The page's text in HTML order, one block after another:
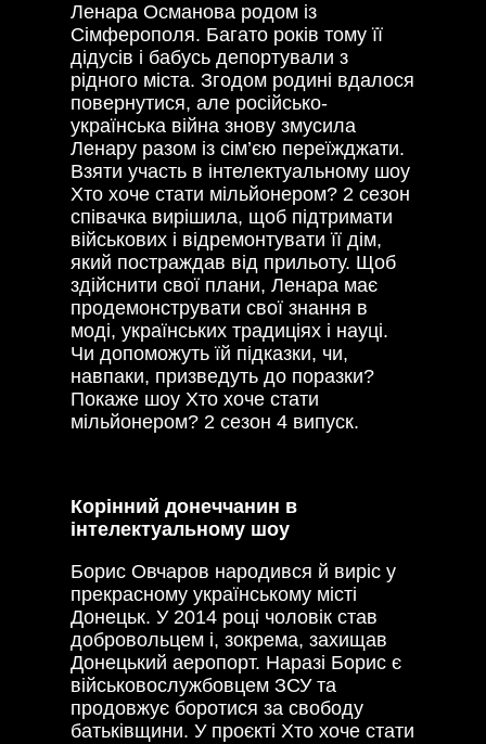
Ленара Османова родом із
Сімферополя. Багато років тому її
дідусів і бабусь депортували з
рідного міста. Згодом родині вдалося
повернутися, але російсько-
українська війна знову змусила
Ленару разом із сім’єю переїжджати.
Взяти участь в інтелектуальному шоу
Хто хоче стати мільйонером? 2 сезон
співачка вирішила, щоб підтримати
військових і відремонтувати її дім,
який постраждав від прильоту. Щоб
здійснити свої плани, Ленара має
продемонструвати свої знання в
моді, українських традиціях і науці.
Чи допоможуть їй підказки, чи,
навпаки, призведуть до поразки?
Покаже шоу Хто хоче стати
мільйонером? 2 сезон 4 випуск.
Корінний донеччанин в
інтелектуальному шоу
Борис Овчаров народився й виріс у
прекрасному українському місті
Донецьк. У 2014 році чоловік став
добровольцем і, зокрема, захищав
Донецький аеропорт. Наразі Борис є
військовослужбовцем ЗСУ та
продовжує боротися за свободу
батьківщини. У проєкті Хто хоче стати